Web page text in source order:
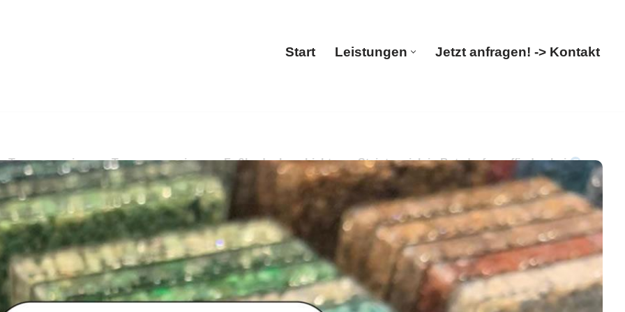
Start Leistungen Jetzt anfragen! -> Kontakt
Treppensanierung, Terrassensanierung, Fußbodenbeschichtung. Steinteppich in Betzdorf – auffinden bei
Treppensanierung, Fußbodenbeschichtung. Bestellen Sie ✓Steinteppich, ✓Terrassensanierung,
für Betzdorf bei PayKIES. Ihr Boden-Verleger. Auf Ihren Besuch freuen wir uns ✉.